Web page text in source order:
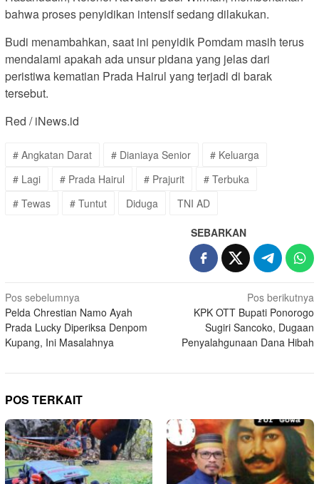
bahwa proses penyidikan intensif sedang dilakukan.
Budi menambahkan, saat ini penyidik Pomdam masih terus
mendalami apakah ada unsur pidana yang jelas dari
peristiwa kematian Prada Hairul yang terjadi di barak
tersebut.
Red / iNews.id
# Angkatan Darat # Dianiaya Senior
# Keluarga
# Lagi
# Prada Hairul # Prajurit
# Terbuka
# Tewas
# Tuntut Diduga TNI AD
SEBARKAN
Navigasi
pos
Pos sebelumnya
Pelda Chrestian Namo Ayah
Prada Lucky Diperiksa Denpom
Kupang, Ini Masalahnya
Pos berikutnya
KPK OTT Bupati Ponorogo
Sugiri Sancoko, Dugaan
Penyalahgunaan Dana Hibah
POS TERKAIT